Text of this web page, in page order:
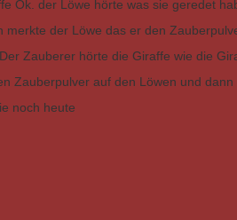
Ok. der Löwe hörte was sie geredet
merkte der Löwe das er den
Zauberer hörte die Giraffe wie die
Zauberpulver auf den Löwen und
noch heute